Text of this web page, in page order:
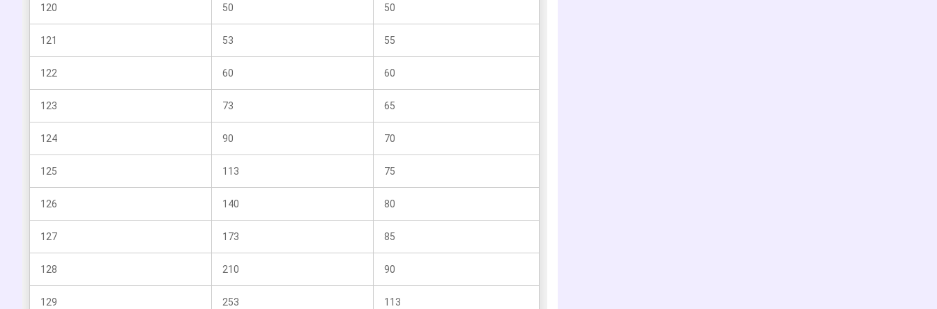
120 50 50
121 53 55
122 60 60
123 73 65
124 90 70
125 113 75
126 140 80
127 173 85
128 210 90
129 253 113